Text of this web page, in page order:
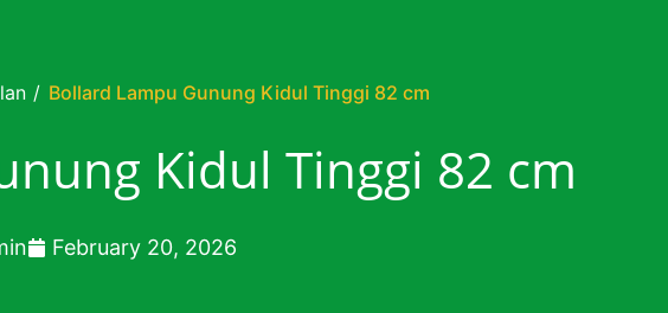
/ Bollard Lampu Gunung Kidul Tinggi 82 cm
Kidul Tinggi 82 cm
February 20, 2026